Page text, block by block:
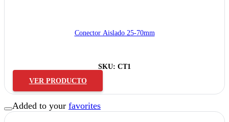
Conector Aislado 25-70mm
SKU: CT1
VER PRODUCTO
Added to your favorites